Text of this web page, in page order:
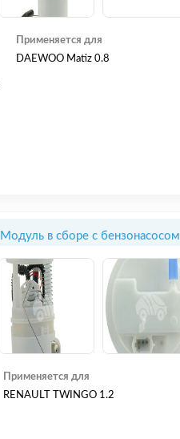
Применяется для
DAEWOO Matiz 0.8
Модуль в сборе с бензонасосом
Применяется для
RENAULT TWINGO 1.2